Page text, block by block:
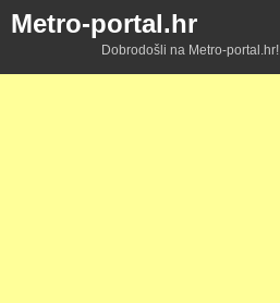
Metro-portal.hr
Dobrodošli na Metro-portal.hr!